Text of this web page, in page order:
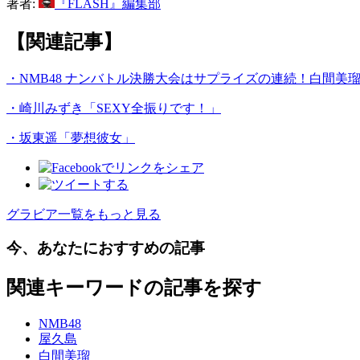
著者: 『FLASH』編集部
【関連記事】
・NMB48 ナンバトル決勝大会はサプライズの連続！白間美
・崎川みずき「SEXY全振りです！」
・坂東遥「夢想彼女」
グラビア一覧をもっと見る
今、あなたにおすすめの記事
関連キーワードの記事を探す
NMB48
屋久島
白間美瑠